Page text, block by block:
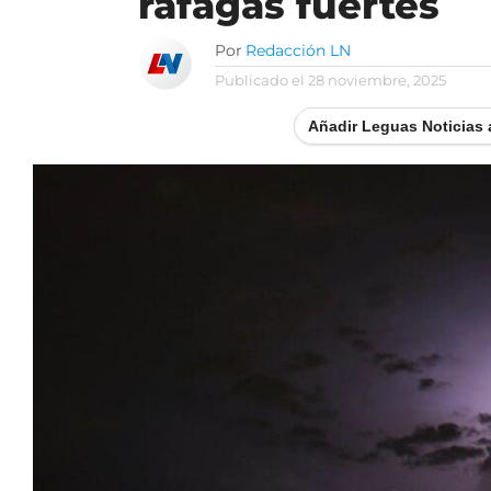
Por Redacción LN
Publicado el 28 noviembre, 2025
Añadir Leguas Noticias